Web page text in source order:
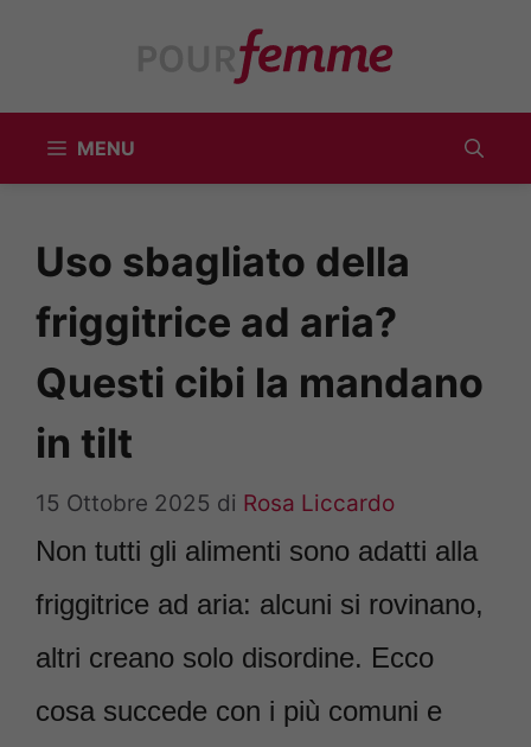
MENU
Uso sbagliato della
friggitrice ad aria?
Questi cibi la mandano
in tilt
15 Ottobre 2025 di Rosa Liccardo
Non tutti gli alimenti sono adatti alla
friggitrice ad aria: alcuni si rovinano,
altri creano solo disordine. Ecco
cosa succede con i più comuni e